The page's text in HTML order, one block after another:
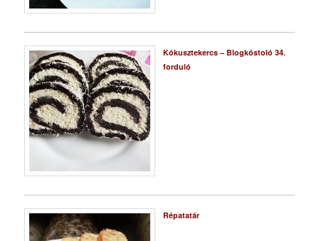
Kókusztekercs – Blogkóstoló 34.
forduló
Répatatár